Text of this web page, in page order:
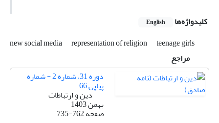
کلیدواژه‌ها
English
new social media representation of religion
teenage girls
مراجع
دوره 31، شماره 2 - شماره
پیاپی 66
دین و ارتباطات
بهمن 1403
صفحه735-762